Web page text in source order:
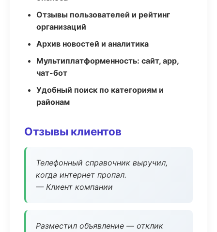
Отзывы пользователей и рейтинг
организаций
Архив новостей и аналитика
Мультиплатформенность: сайт, app,
чат-бот
Удобный поиск по категориям и
районам
Отзывы клиентов
Телефонный справочник выручил,
когда интернет пропал.
— Клиент компании
Разместил объявление — отклик